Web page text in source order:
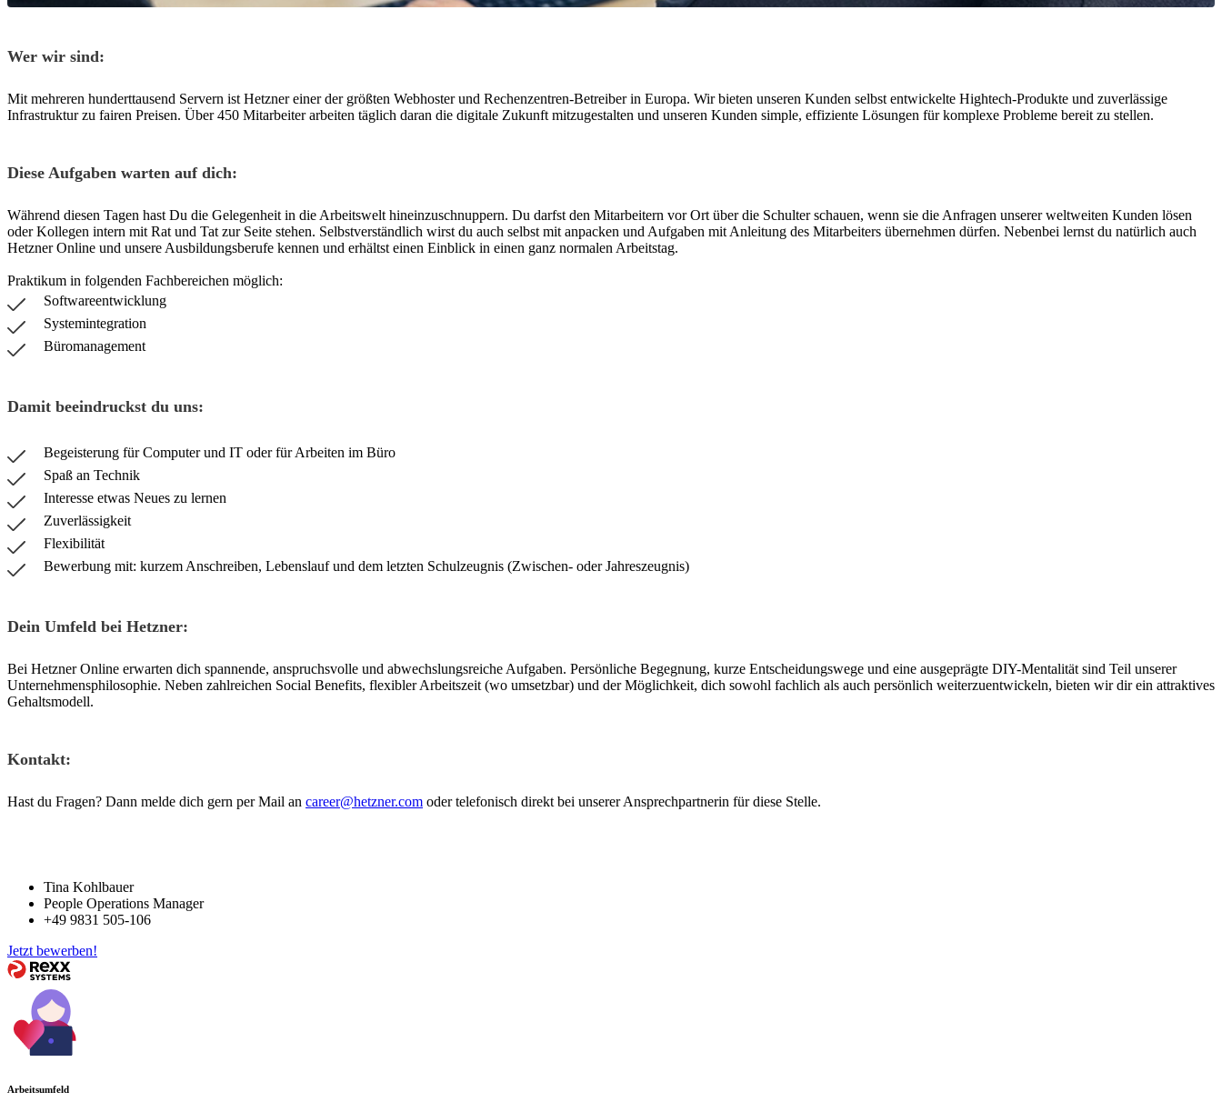
Wer wir sind:
Mit mehreren hunderttausend Servern ist Hetzner einer der größten Webhoster und Rechenzentren-Betreiber in Europa. Wir bieten unseren Kunden selbst entwickelte Hightech-Produkte und zuverlässige
Infrastruktur zu fairen Preisen. Über 450 Mitarbeiter arbeiten täglich daran die digitale Zukunft mitzugestalten und unseren Kunden simple, effiziente Lösungen für komplexe Probleme bereit zu stellen.
Diese Aufgaben warten auf dich:
Während diesen Tagen hast Du die Gelegenheit in die Arbeitswelt hineinzuschnuppern. Du darfst den Mitarbeitern vor Ort über die Schulter schauen, wenn sie die Anfragen unserer weltweiten Kunden lösen
oder Kollegen intern mit Rat und Tat zur Seite stehen. Selbstverständlich wirst du auch selbst mit anpacken und Aufgaben mit Anleitung des Mitarbeiters übernehmen dürfen. Nebenbei lernst du natürlich auch
Hetzner Online und unsere Ausbildungsberufe kennen und erhältst einen Einblick in einen ganz normalen Arbeitstag.
Praktikum in folgenden Fachbereichen möglich:
Softwareentwicklung
Systemintegration
Büromanagement
Damit beeindruckst du uns:
Begeisterung für Computer und IT oder für Arbeiten im Büro
Spaß an Technik
Interesse etwas Neues zu lernen
Zuverlässigkeit
Flexibilität
Bewerbung mit: kurzem Anschreiben, Lebenslauf und dem letzten Schulzeugnis (Zwischen- oder Jahreszeugnis)
Dein Umfeld bei Hetzner:
Bei Hetzner Online erwarten dich spannende, anspruchsvolle und abwechslungsreiche Aufgaben. Persönliche Begegnung, kurze Entscheidungswege und eine ausgeprägte DIY-Mentalität sind Teil unserer
Unternehmensphilosophie. Neben zahlreichen Social Benefits, flexibler Arbeitszeit (wo umsetzbar) und der Möglichkeit, dich sowohl fachlich als auch persönlich weiterzuentwickeln, bieten wir dir ein attraktives
Gehaltsmodell.
Kontakt:
Hast du Fragen? Dann melde dich gern per Mail an career@hetzner.com oder telefonisch direkt bei unserer Ansprechpartnerin für diese Stelle.
Tina Kohlbauer
People Operations Manager
+49 9831 505-106
Jetzt bewerben!
Arbeitsumfeld